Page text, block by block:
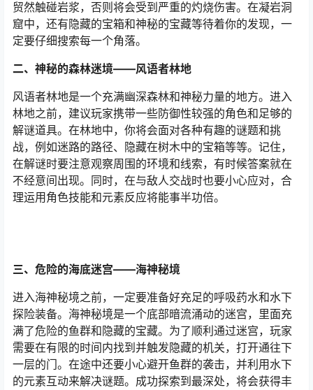
贸然触碰岩浆，否则将会受到严重的灼烧伤害。在凝岩洞
窟中，还有隐藏的宝箱和神秘的宝藏等待着你的发现，一
定要仔细搜索每一个角落。
二、神秘的森林迷境——风语者林地
风语者林地是一个充满幽深森林和神秘力量的地方。进入
林地之前，建议玩家携带一些防御性较强的角色和足够的
解谜道具。在林地中，你将会面对各种有趣的谜题和挑
战，例如迷路的路径、隐藏在树木中的宝箱等等。记住，
在解谜时要注意观察周围的环境和线索，有时候答案就在
不经意间出现。同时，在与敌人交战时也要小心应对，合
理运用角色技能和元素反应将能事半功倍。
三、危险的海底迷宫——海神秘境
进入海神秘境之前，一定要准备好充足的呼吸药水和水下
探险装备。海神秘境是一个底部暗流涌动的迷宫，里面充
满了危险的鱼群和隐藏的宝藏。为了顺利通过迷宫，玩家
需要在有限的时间内找到并触发隐藏的机关，打开通往下
一层的门。在途中还要小心避开鱼群的袭击，并利用水下
的元素互动来解决谜题。成功探索到最深处，将会获得丰